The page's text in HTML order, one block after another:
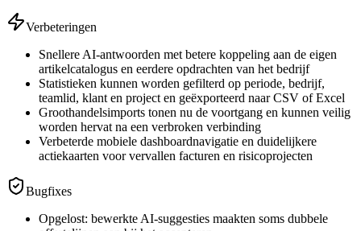
Verbeteringen
Snellere AI-antwoorden met betere koppeling aan de eigen
artikelcatalogus en eerdere opdrachten van het bedrijf
Statistieken kunnen worden gefilterd op periode, bedrijf,
teamlid, klant en project en geëxporteerd naar CSV of Excel
Groothandelsimports tonen nu de voortgang en kunnen veilig
worden hervat na een verbroken verbinding
Verbeterde mobiele dashboardnavigatie en duidelijkere
actiekaarten voor vervallen facturen en risicoprojecten
Bugfixes
Opgelost: bewerkte AI-suggesties maakten soms dubbele